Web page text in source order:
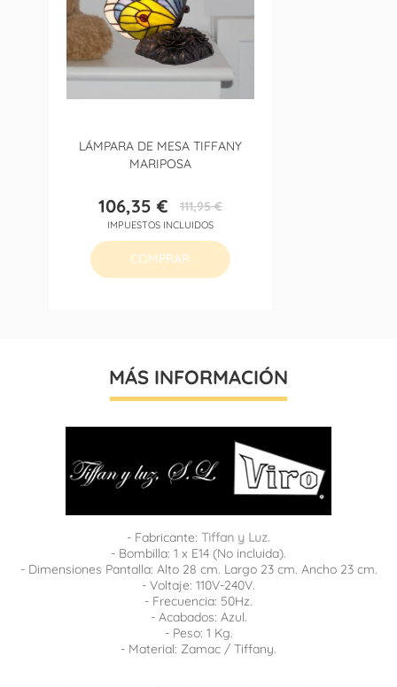
LÁMPARA DE MESA TIFFANY
MARIPOSA
Precio
106,35 €Precio
base
111,95 €
IMPUESTOS INCLUIDOS
COMPRAR
MÁS INFORMACIÓN
- Fabricante: Tiffan y Luz.
- Bombilla: 1 x E14 (No incluida).
- Dimensiones Pantalla: Alto 28 cm. Largo 23 cm. Ancho 23 cm.
- Voltaje: 110V-240V.
- Frecuencia: 50Hz.
- Acabados: Azul.
- Peso: 1 Kg.
- Material: Zamac / Tiffany.